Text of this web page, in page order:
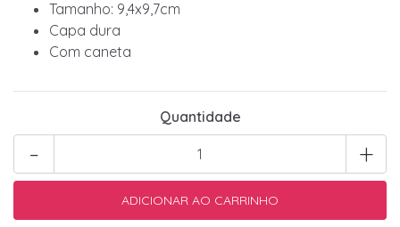
Tamanho: 9,4x9,7cm
Capa dura
Com caneta
Quantidade
+
-